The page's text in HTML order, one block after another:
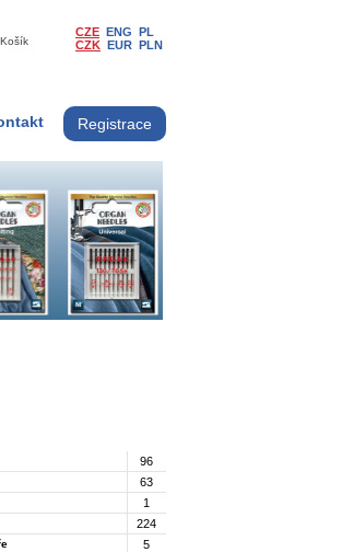
CZE ENG PL
CZK EUR PLN
Registrace
96
63
1
224
5